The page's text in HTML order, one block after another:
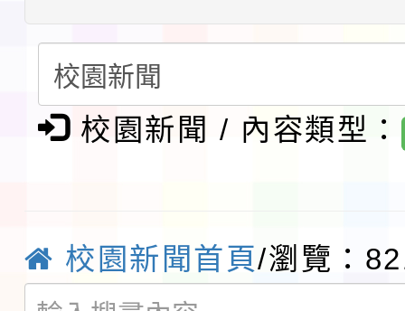
展演活動實施計畫」
請一案
教育部校安中心白海豚
報
淨零綠領人才培育課程
檢送桃園市115學年度
程
函轉國家通訊傳播委員
鎮韌性（防空）演習－
「115年金融知識線上
校園新聞 / 內容類型：
校園新聞首頁/瀏覽：